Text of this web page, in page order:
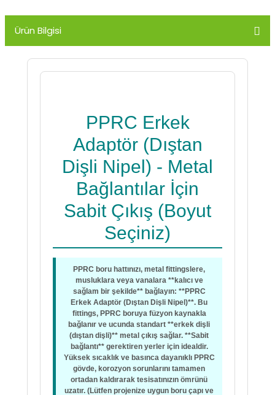
Ürün Bilgisi
PPRC Erkek
Adaptör (Dıştan
Dişli Nipel) - Metal
Bağlantılar İçin
Sabit Çıkış (Boyut
Seçiniz)
PPRC boru hattınızı, metal fittingslere,
musluklara veya vanalara **kalıcı ve
sağlam bir şekilde** bağlayın: **PPRC
Erkek Adaptör (Dıştan Dişli Nipel)**. Bu
fittings, PPRC boruya füzyon kaynakla
bağlanır ve ucunda standart **erkek dişli
(dıştan dişli)** metal çıkış sağlar. **Sabit
bağlantı** gerektiren yerler için idealdir.
Yüksek sıcaklık ve basınca dayanıklı PPRC
gövde, korozyon sorunlarını tamamen
ortadan kaldırarak tesisatınızın ömrünü
uzatır. (Lütfen projenize uygun boru çapı ve